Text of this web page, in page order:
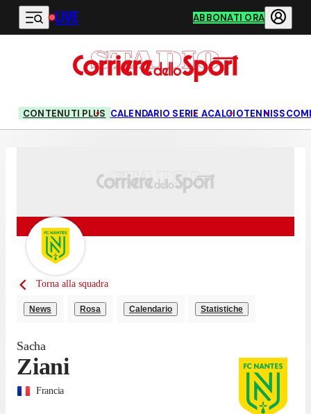
Vai al contenuto principale
LIVE ABBONATI ORA
CONTENUTI PLUS CALENDARIO SERIE ACALCIOTENNIS
Torna alla squadra
News Rosa Calendario Statistiche
Sacha
Ziani
Francia